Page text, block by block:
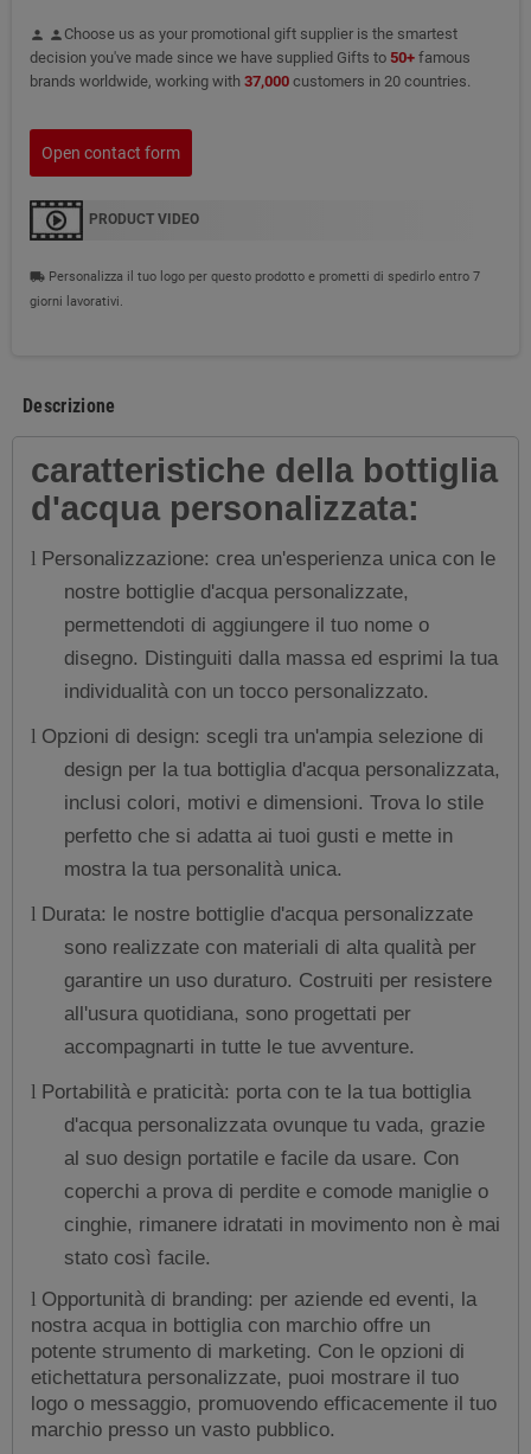
person personChoose us as your promotional gift supplier is the smartest
decision you've made since we have supplied Gifts to 50+ famous
brands worldwide, working with 37,000 customers in 20 countries.
Open contact form
PRODUCT VIDEO
local_shipping Personalizza il tuo logo per questo prodotto e prometti di spedirlo entro 7
giorni lavorativi.
Descrizione
caratteristiche della bottiglia
d'acqua personalizzata:
l Personalizzazione: crea un'esperienza unica con le
nostre bottiglie d'acqua personalizzate,
permettendoti di aggiungere il tuo nome o
disegno. Distinguiti dalla massa ed esprimi la tua
individualità con un tocco personalizzato.
l Opzioni di design: scegli tra un'ampia selezione di
design per la tua bottiglia d'acqua personalizzata,
inclusi colori, motivi e dimensioni. Trova lo stile
perfetto che si adatta ai tuoi gusti e mette in
mostra la tua personalità unica.
l Durata: le nostre bottiglie d'acqua personalizzate
sono realizzate con materiali di alta qualità per
garantire un uso duraturo. Costruiti per resistere
all'usura quotidiana, sono progettati per
accompagnarti in tutte le tue avventure.
l Portabilità e praticità: porta con te la tua bottiglia
d'acqua personalizzata ovunque tu vada, grazie
al suo design portatile e facile da usare. Con
coperchi a prova di perdite e comode maniglie o
cinghie, rimanere idratati in movimento non è mai
stato così facile.
l Opportunità di branding: per aziende ed eventi, la
nostra acqua in bottiglia con marchio offre un
potente strumento di marketing. Con le opzioni di
etichettatura personalizzate, puoi mostrare il tuo
logo o messaggio, promuovendo efficacemente il tuo
marchio presso un vasto pubblico.